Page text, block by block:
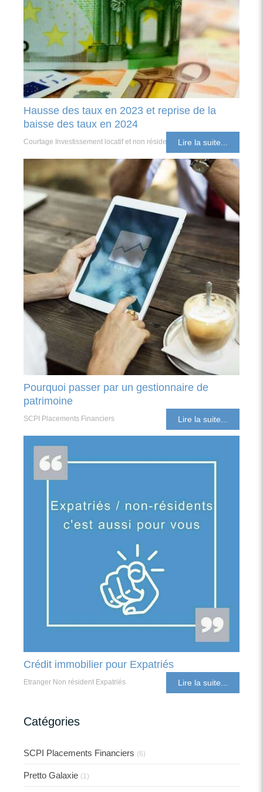
Hausse des taux en 2023 et reprise de la
baisse des taux en 2024
Courtage Investissement locatif et non résident Lire la suite...
Pourquoi passer par un gestionnaire de
patrimoine
SCPI Placements Financiers Lire la suite...
Crédit immobilier pour Expatriés
Etranger Non résident Expatriés Lire la suite...
Catégories
SCPI Placements Financiers (6)
Pretto Galaxie (1)